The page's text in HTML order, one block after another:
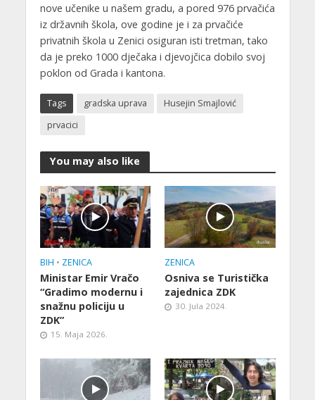
nove učenike u našem gradu, a pored 976 prvačića
iz državnih škola, ove godine je i za prvačiće
privatnih škola u Zenici osiguran isti tretman, tako
da je preko 1000 dječaka i djevojčica dobilo svoj
poklon od Grada i kantona.
Tags gradska uprava
Husejin Smajlović
prvacici
You may also like
BIH • ZENICA
Ministar Emir Vračo
“Gradimo modernu i
snažnu policiju u
ZDK”
15. Maja 2026.
ZENICA
Osniva se Turistička
zajednica ZDK
30. Jula 2024.